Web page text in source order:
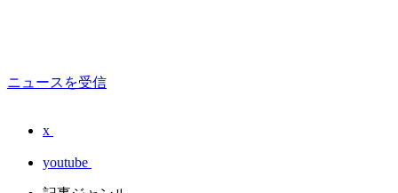
ニュースを受信
x
youtube